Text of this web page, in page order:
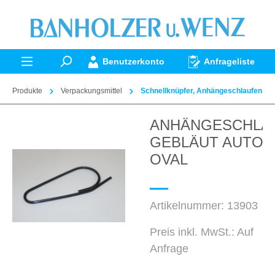
springen
Benutzerkonto Anfrageliste
Produkte Verpackungsmittel Schnellknüpfer, Anhängeschlaufen
GEBLÄUT
OVAL
Artikelnummer: 13903
Preis inkl. MwSt.: Auf
Anfrage